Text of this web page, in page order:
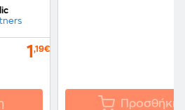
1 ,19€
Προσθήκη